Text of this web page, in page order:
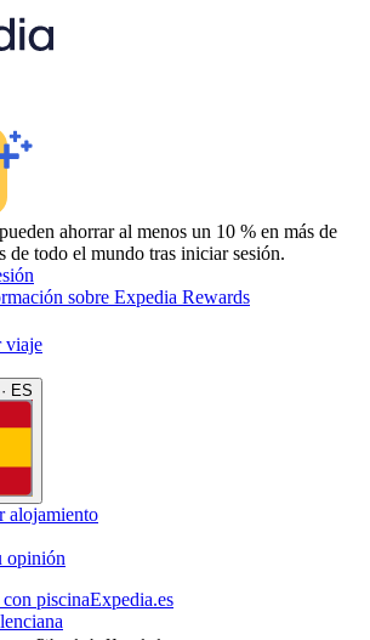
ahorrar al menos un 10 % en más de
de todo el mundo tras iniciar sesión.
sobre Expedia Rewards
viaje
ES
alojamiento
opinión
piscinaExpedia.es